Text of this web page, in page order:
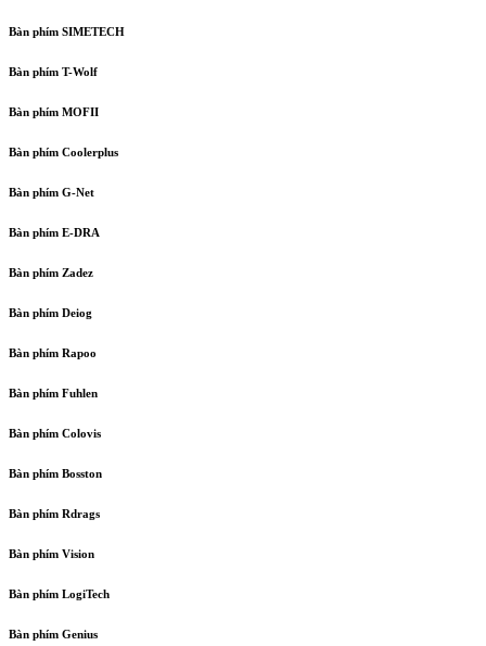
Bàn phím SIMETECH
Bàn phím T-Wolf
Bàn phím MOFII
Bàn phím Coolerplus
Bàn phím G-Net
Bàn phím E-DRA
Bàn phím Zadez
Bàn phím Deiog
Bàn phím Rapoo
Bàn phím Fuhlen
Bàn phím Colovis
Bàn phím Bosston
Bàn phím Rdrags
Bàn phím Vision
Bàn phím LogiTech
Bàn phím Genius